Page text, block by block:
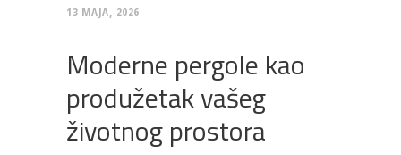
13 MAJA, 2026
Moderne pergole kao
produžetak vašeg
životnog prostora